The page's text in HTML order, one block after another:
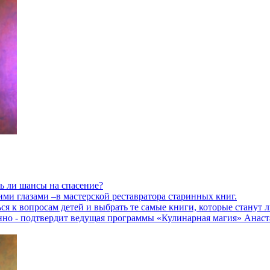
ли шансы на спасение?
глазами –в мастерской реставратора старинных книг.
к вопросам детей и выбрать те самые книги, которые
- подтвердит ведущая программы «Кулинарная магия»